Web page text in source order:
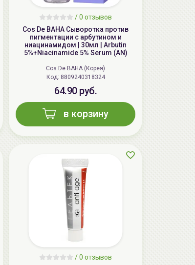
/0 отзывов
Cos De BAHA Сыворотка против
пигментации с арбутином и
ниацинамидом | 30мл | Arbutin
5%+Niacinamide 5% Serum (AN)
Cos De BAHA (Корея)
Код: 8809240318324
64.90 руб.
в корзину
/0 отзывов